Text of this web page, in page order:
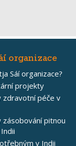
organizace
Sáí organizace?
projekty
zdravotní péče v
zásobování pitnou
v Indii